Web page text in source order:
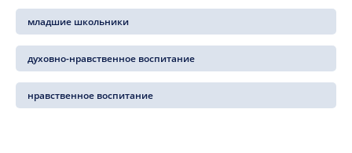
младшие школьники
духовно-нравственное воспитание
нравственное воспитание